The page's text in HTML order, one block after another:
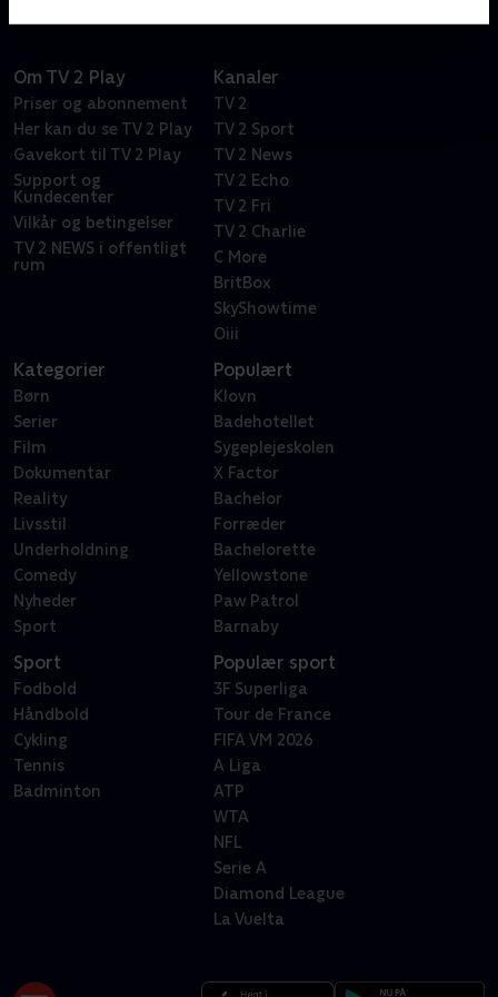
Om TV 2 Play
Priser og abonnement
Her kan du se TV 2 Play
Gavekort til TV 2 Play
Support og
Kundecenter
Vilkår og betingelser
TV 2 NEWS i offentligt
rum
Kanaler
TV 2
TV 2 Sport
TV 2 News
TV 2 Echo
TV 2 Fri
TV 2 Charlie
C More
BritBox
SkyShowtime
Oiii
Kategorier
Børn
Serier
Film
Dokumentar
Reality
Livsstil
Underholdning
Comedy
Nyheder
Sport
Populært
Klovn
Badehotellet
Sygeplejeskolen
X Factor
Bachelor
Forræder
Bachelorette
Yellowstone
Paw Patrol
Barnaby
Sport
Fodbold
Håndbold
Cykling
Tennis
Badminton
Populær sport
3F Superliga
Tour de France
FIFA VM 2026
A Liga
ATP
WTA
NFL
Serie A
Diamond League
La Vuelta